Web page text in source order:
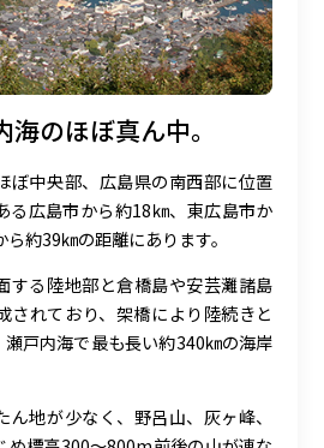
のほぼ真ん中。
ぼ中央部、広島県の南西部に位置
る広島市から約18㎞、東広島市か
約39㎞の距離にあります。
する陸地部と倉橋島や安芸灘諸島
されており、架橋により陸続きと
瀬戸内海で最も長い約340㎞の海岸
地が少なく、野呂山、灰ヶ峰、